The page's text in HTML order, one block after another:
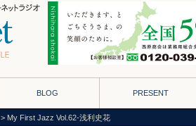
BLOG PRESENT
> My First Jazz Vol.62-浅利史花